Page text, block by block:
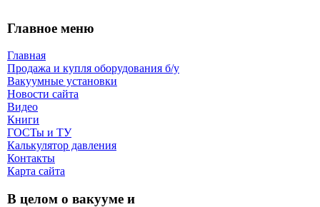
Главное меню
Главная
Продажа и купля оборудования б/y
Вакуумные установки
Новости сайта
Видео
Книги
ГОСТы и ТУ
Калькулятор давления
Контакты
Карта сaйта
В целом о вакууме и